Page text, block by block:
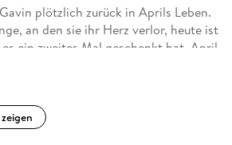
plötzlich zurück in Aprils Leben.
an den sie ihr Herz verlor, heute ist
ein zweites Mal geschenkt hat. April
zu vergessen. Das ist
leicht, denn unerwartet müssen die